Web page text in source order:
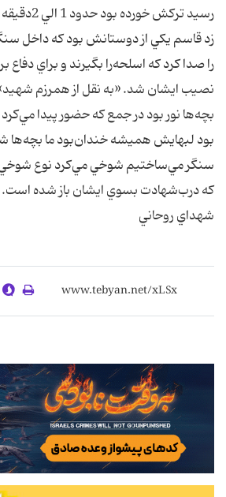
رسيد ترکش‌
زد قاسم‌ يکي‌ از دوستانش‌ بود که‌ داخل‌
را صدا کرد که‌ اسلحه‌را بگيرند و براي‌
نصيب‌ ايشان‌ شد. «به نقل از همرزم‌
بچه‌ها نور بود در جمع‌ که‌ حضور پيدا
بود لبهايش‌ هميشه‌ خندان‌بود ما بچه‌ها
سنگر مي‌ساختيم‌ شوخي‌ مي‌کرد نوع‌
که‌ درب‌شهادت‌ بسوي‌ ايشان‌ باز شده‌ است‌.
شهداي روحاني